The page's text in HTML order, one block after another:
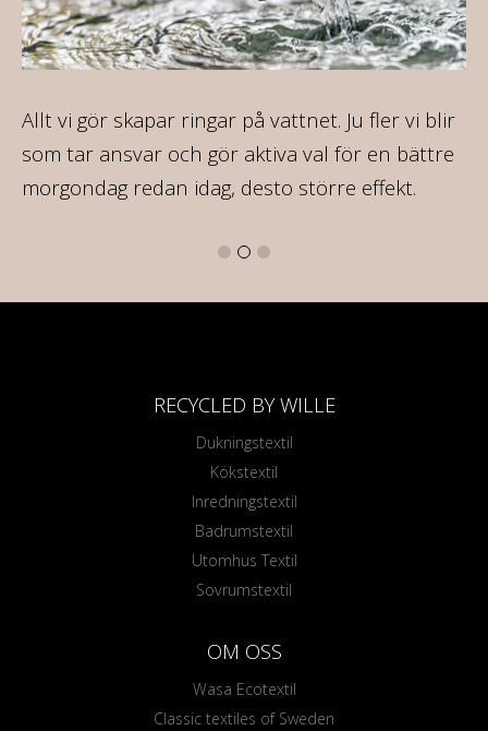
Allt vi gör skapar ringar på vattnet. Ju fler vi blir
som tar ansvar och gör aktiva val för en bättre
morgondag redan idag, desto större effekt.
RECYCLED BY WILLE
Dukningstextil
Kökstextil
Inredningstextil
Badrumstextil
Utomhus Textil
Sovrumstextil
OM OSS
Wasa Ecotextil
Classic textiles of Sweden